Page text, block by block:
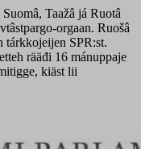
Taažâ já Ruotâ
orgaan. Ruošâ
tárkkojeijen SPR:st.
rääđi 16 mánuppaje
kiäst lii